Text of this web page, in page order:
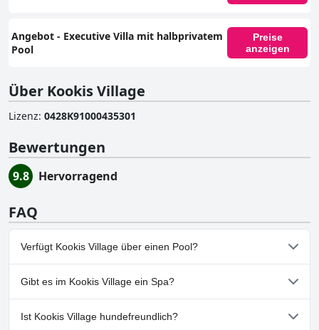
Angebot - Executive Villa mit halbprivatem
Pool
Preise
anzeigen
Über Kookis Village
Lizenz: 0428K91000435301
Bewertungen
9.8 Hervorragend
FAQ
Verfügt Kookis Village über einen Pool?
Ja, Kookis Village hat Pools, die zu einer oder mehreren der
folgenden Kategorien gehören: Privatpool, Außenpool.Weitere
Informationen finden Sie in den Antworten auf den Fragebogen
Pool.
Gibt es im Kookis Village ein Spa?
Nein, ein Spa ist im Kookis Village nicht vorhanden.
Ist Kookis Village hundefreundlich?